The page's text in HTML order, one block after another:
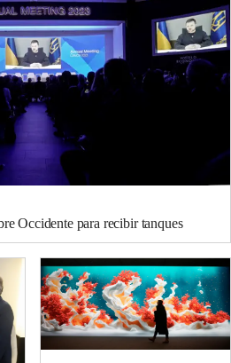
Occidente para recibir tanques